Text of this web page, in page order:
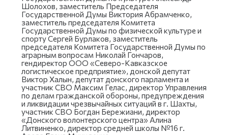
Шолохов, заместитель Председателя
Государственной Думы Виктория Абрамченко,
заместитель председателя Комитета
Государственной Думы по физической культуре и
спорту Сергей Бурлаков, заместитель
председателя Комитета Государственной Думы по
аграрным вопросам Николай Гончаров,
гендиректор ООО «Северо-Кавказское
логистическое предприятие», донской депутат
Виктор Халын, депутат донского парламента и
участник СВО Максим Гелас, директор Управления
по делам гражданской обороны, предупреждения
и ликвидации чрезвычайных ситуаций в г. Шахты,
участник СВО Богдан Бережиани, директор
«Донского волонтерского центра» Алина
Литвиненко, директор средней школы №16 г.